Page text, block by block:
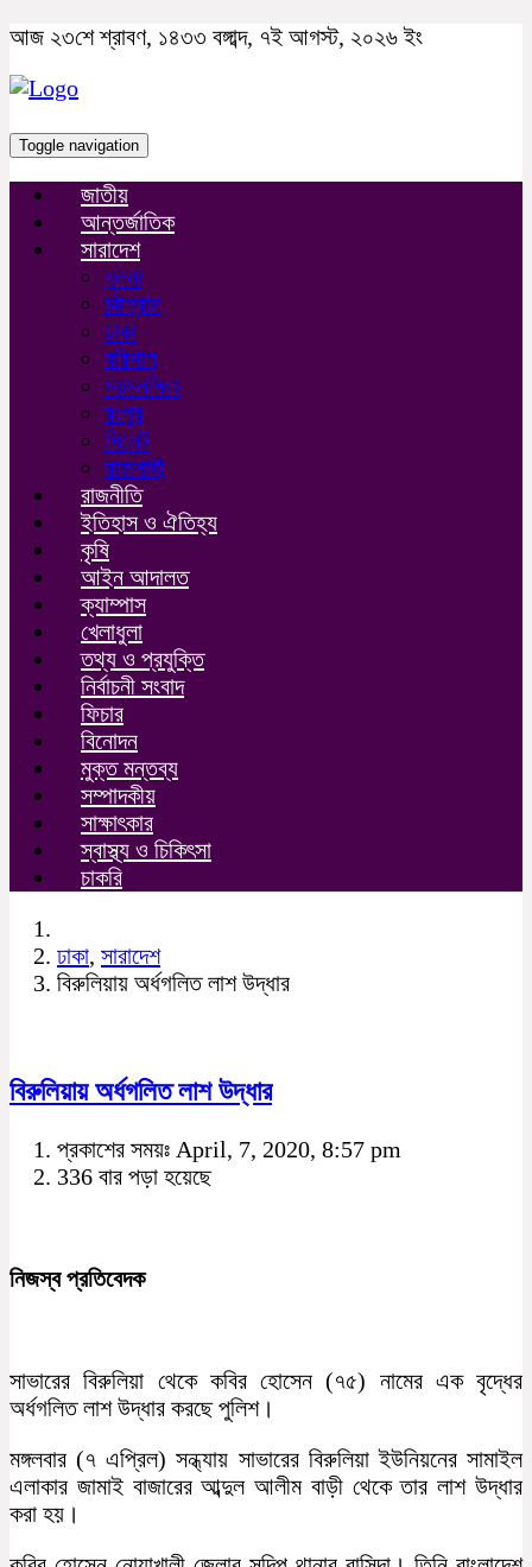
আজ ২৩শে শ্রাবণ, ১৪৩৩ বঙ্গাব্দ, ৭ই আগস্ট, ২০২৬ ইং
Toggle navigation
জাতীয়
আন্তর্জাতিক
সারাদেশ
খুলনা
চট্টগ্রাম
ঢাকা
বরিশাল
ময়মনসিংহ
রংপুর
সিলেট
রাজশাহী
রাজনীতি
ইতিহাস ও ঐতিহ্য
কৃষি
আইন আদালত
ক্যাম্পাস
খেলাধুলা
তথ্য ও প্রযুক্তি
নির্বাচনী সংবাদ
ফিচার
বিনোদন
মুক্ত মন্তব্য
সম্পাদকীয়
সাক্ষাৎকার
স্বাস্থ্য ও চিকিৎসা
চাকরি
ঢাকা, সারাদেশ
বিরুলিয়ায় অর্ধগলিত লাশ উদ্ধার
বিরুলিয়ায় অর্ধগলিত লাশ উদ্ধার
প্রকাশের সময়ঃ April, 7, 2020, 8:57 pm
336 বার পড়া হয়েছে
নিজস্ব প্রতিবেদক
সাভারের বিরুলিয়া থেকে কবির হোসেন (৭৫) নামের এক বৃদ্ধের
অর্ধগলিত লাশ উদ্ধার করছে পুলিশ।
মঙ্গলবার (৭ এপ্রিল) সন্ধ্যায় সাভারের বিরুলিয়া ইউনিয়নের সামাইল
এলাকার জামাই বাজারের আব্দুল আলীম বাড়ী থেকে তার লাশ উদ্ধার
করা হয়।